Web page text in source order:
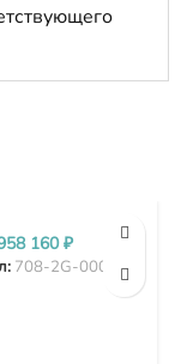
708-2G-00024
160₽